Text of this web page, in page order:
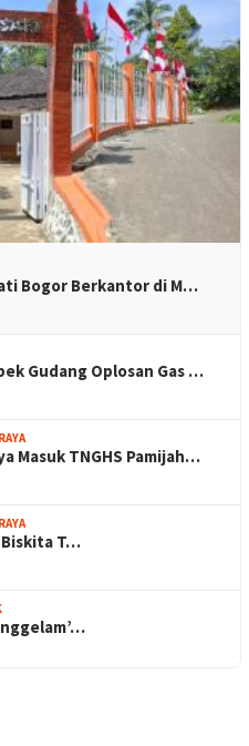
Bogor Berkantor di M…
Gudang Oplosan Gas …
Masuk TNGHS Pamijah…
Biskita T…